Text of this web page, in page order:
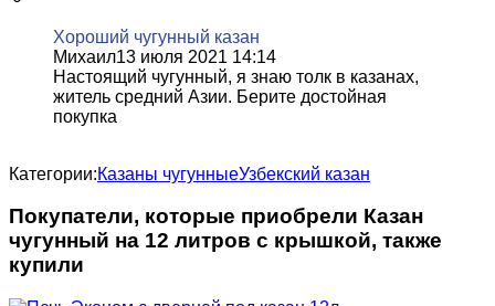
Хороший чугунный казан
Михаил13 июля 2021 14:14
Настоящий чугунный, я знаю толк в казанах,
житель средний Азии. Берите достойная
покупка
Категории:Казаны чугунныеУзбекский казан
Покупатели, которые приобрели Казан
чугунный на 12 литров с крышкой, также
купили